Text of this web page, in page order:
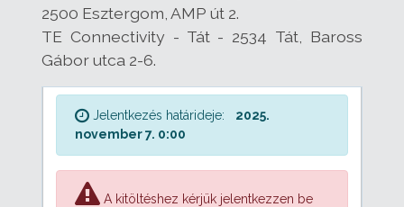
2500 Esztergom, AMP út 2.
TE Connectivity - Tát - 2534 Tát, Baross
Gábor utca 2-6.
Jelentkezés határideje:
2025.
november 7. 0:00
A kitöltéshez kérjük jelentkezzen be